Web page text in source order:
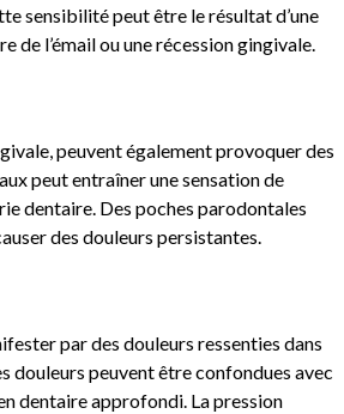
sensibilité peut être le résultat d’une
de l’émail ou une récession gingivale.
peuvent également provoquer des
peut entraîner une sensation de
dentaire. Des poches parodontales
des douleurs persistantes.
par des douleurs ressenties dans
douleurs peuvent être confondues avec
dentaire approfondi. La pression